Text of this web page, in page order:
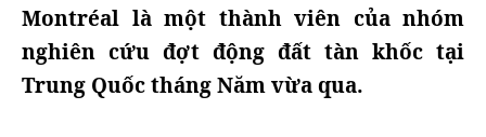
Montréal là một thành viên của nhóm
nghiên cứu đợt động đất tàn khốc tại
Trung Quốc tháng Năm vừa qua.